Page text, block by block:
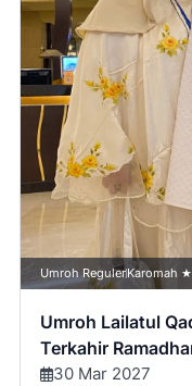
Umroh RegulerKaromah
Umroh Lailatul
Terkahir
30 Mar 2027